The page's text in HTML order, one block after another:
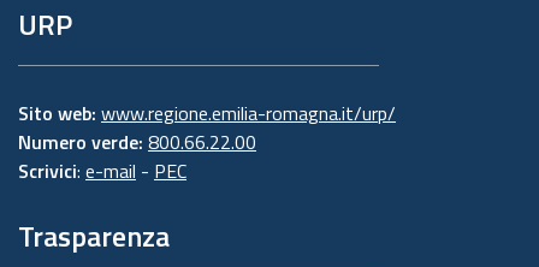
URP
Sito web: www.regione.emilia-romagna.it/urp/
Numero verde: 800.66.22.00
Scrivici: e-mail - PEC
Trasparenza